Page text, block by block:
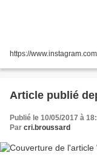
https://
Publié le 10/05/2017 à
Par cri.broussard